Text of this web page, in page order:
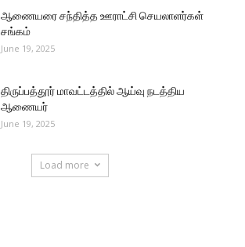
ஆணையரை சந்தித்த ஊராட்சி செயலாளர்கள்
சங்கம்
June 19, 2025
திருப்பத்தூர் மாவட்டத்தில் ஆய்வு நடத்திய
ஆணையர்
June 19, 2025
Load more